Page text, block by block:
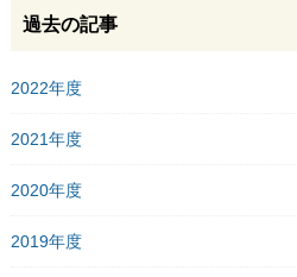
過去の記事
2022年度
2021年度
2020年度
2019年度